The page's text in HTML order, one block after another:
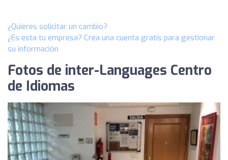
¿Quieres solicitar un cambio?
¿Es esta tu empresa? Crea una cuenta gratis para gestionar
su información
Fotos de inter-Languages Centro
de Idiomas